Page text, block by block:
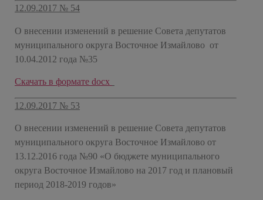
12.09.2017 № 54
О внесении изменений в решение Совета депутатов
муниципального округа Восточное Измайлово от
10.04.2012 года №35
Скачать в формате docx
12.09.2017 № 53
О внесении изменений в решение Совета депутатов
муниципального округа Восточное Измайлово от
13.12.2016 года №90 «О бюджете муниципального
округа Восточное Измайлово на 2017 год и плановый
период 2018-2019 годов»